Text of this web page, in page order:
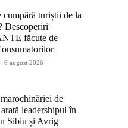
turiștii de la
Descoperiri
făcute de
6 august 2026
de
leadershipul în
Sibiu și Avrig